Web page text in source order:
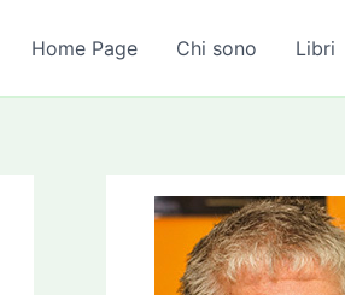
Home Page Chi sono Libri
c